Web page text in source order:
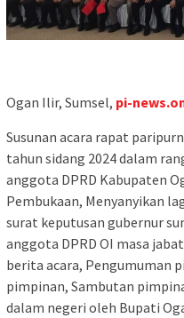
Ogan Ilir, Sumsel, pi-
Susunan acara rapat
tahun sidang 2024 dalam
anggota DPRD Kabupaten
Pembukaan, Menyanyikan
surat keputusan gubernur
anggota DPRD OI masa
berita acara, Pengumuman
pimpinan, Sambutan
dalam negeri oleh Bupati